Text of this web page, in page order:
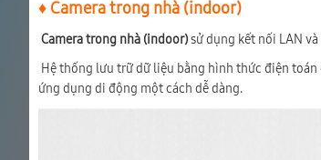
♦ Camera trong nhà (indoor)
Camera trong nhà (indoor)sử dụng kết nối LAN
Hệ thống lưu trữ dữ liệu bằng hình thức điện
ứng dụng di động một cách dễ dàng.